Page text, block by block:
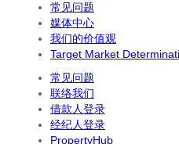
常见问题
媒体中心
我们的价值观
Target Market
常见问题
联络我们
借款人登录
经纪人登录
PropertyHub